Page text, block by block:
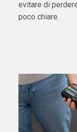
evitare di
poco chiare.